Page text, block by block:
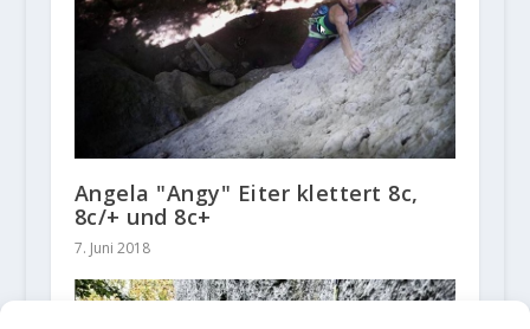
Angela "Angy" Eiter klettert 8c,
8c/+ und 8c+
7. Juni 2018